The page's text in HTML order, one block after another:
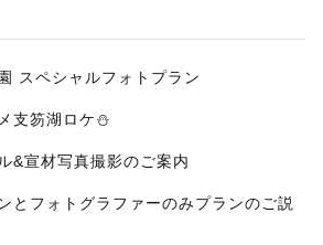
スペシャルフォトプラン
支笏湖ロケ⛄️
&宣材写真撮影のご案内
とフォトグラファーのみプランのご説